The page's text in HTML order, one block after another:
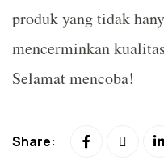
produk yang tidak
mencerminkan
Selamat mencoba!
Share: